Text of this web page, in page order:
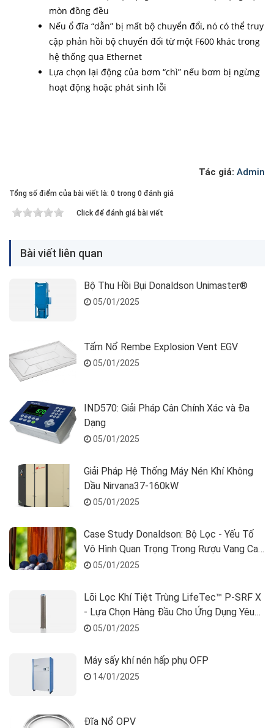
mòn đồng đều
Nếu ổ đĩa “dẫn” bị mất bộ chuyển đổi, nó có thể truy
cập phản hồi bộ chuyển đổi từ một F600 khác trong
hệ thống qua Ethernet
Lựa chọn lại động của bơm “chì” nếu bơm bị ngừng
hoạt động hoặc phát sinh lỗi
Tác giả: Admin
Tổng số điểm của bài viết là: 0 trong 0 đánh giá
Click để đánh giá bài viết
Bài viết liên quan
Bộ Thu Hồi Bụi Donaldson Unimaster®
05/01/2025
Tấm Nổ Rembe Explosion Vent EGV
05/01/2025
IND570: Giải Pháp Cân Chính Xác và Đa
Dạng
05/01/2025
Giải Pháp Hệ Thống Máy Nén Khí Không
Dầu Nirvana37-160kW
05/01/2025
Case Study Donaldson: Bộ Lọc - Yếu Tố
Vô Hình Quan Trọng Trong Rượu Vang Cao
Cấp05/01/2025
Lõi Lọc Khí Tiệt Trùng LifeTec™ P-SRF X
- Lựa Chọn Hàng Đầu Cho Ứng Dụng Yêu
Cầu Cao
05/01/2025
Máy sấy khí nén hấp phụ OFP
14/01/2025
Đĩa Nổ OPV